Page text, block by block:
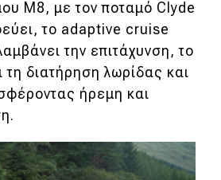
Μ8, με τον ποταμό Clyde
το adaptive cruise
την επιτάχυνση, το
διατήρηση λωρίδας και
ήρεμη και